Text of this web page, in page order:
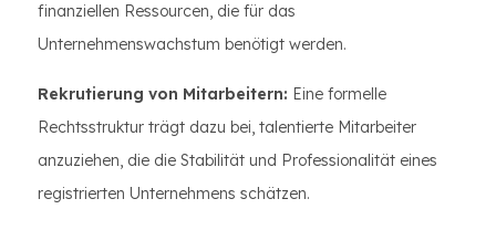
finanziellen Ressourcen, die für das
Unternehmenswachstum benötigt werden.
Rekrutierung von Mitarbeitern: Eine formelle
Rechtsstruktur trägt dazu bei, talentierte Mitarbeiter
anzuziehen, die die Stabilität und Professionalität eines
registrierten Unternehmens schätzen.